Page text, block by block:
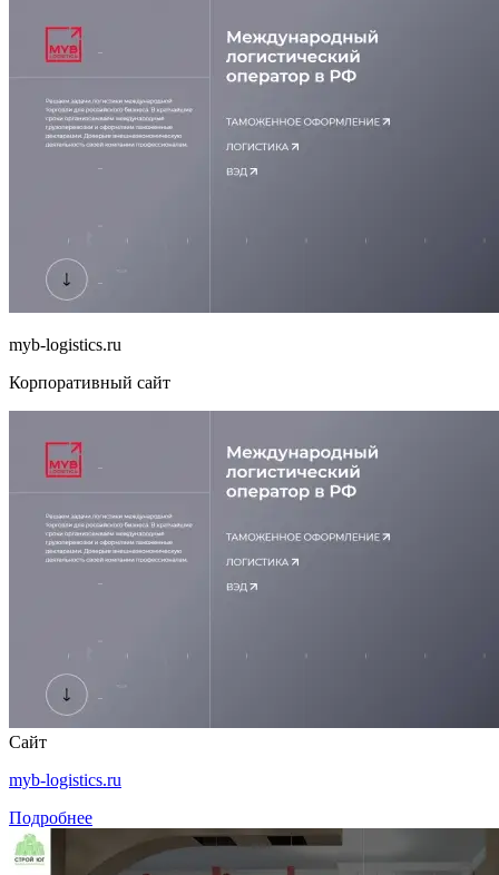
myb-logistics.ru
Корпоративный сайт
Сайт
myb-logistics.ru
Подробнее